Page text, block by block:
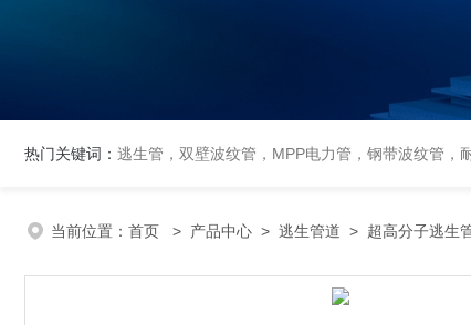
热门关键词： 逃生管，双壁波纹管，MPP电力管，钢带波纹管，
当前位置： 首页 > 产品中心 > 逃生管道 > 超高分子逃生